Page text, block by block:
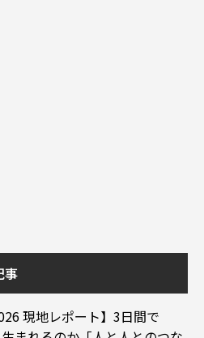
事
現地レポート】3日間で